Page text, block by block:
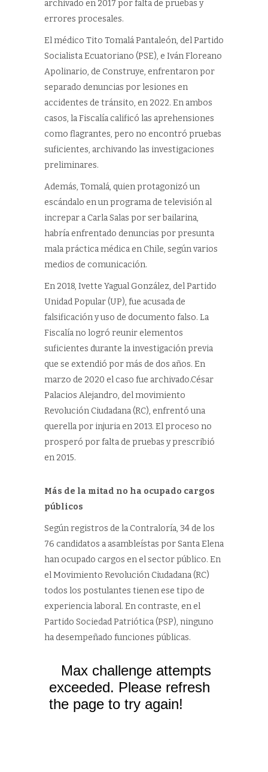
archivado en 2017 por falta de pruebas y
errores procesales.
El médico Tito Tomalá Pantaleón, del Partido
Socialista Ecuatoriano (PSE), e Iván Floreano
Apolinario, de Construye, enfrentaron por
separado denuncias por lesiones en
accidentes de tránsito, en 2022. En ambos
casos, la Fiscalía calificó las aprehensiones
como flagrantes, pero no encontró pruebas
suficientes, archivando las investigaciones
preliminares.
Además, Tomalá, quien protagonizó un
escándalo en un programa de televisión al
increpar a Carla Salas por ser bailarina,
habría enfrentado denuncias por presunta
mala práctica médica en Chile, según varios
medios de comunicación.
En 2018, Ivette Yagual González, del Partido
Unidad Popular (UP), fue acusada de
falsificación y uso de documento falso. La
Fiscalía no logró reunir elementos
suficientes durante la investigación previa
que se extendió por más de dos años. En
marzo de 2020 el caso fue archivado.César
Palacios Alejandro, del movimiento
Revolución Ciudadana (RC), enfrentó una
querella por injuria en 2013. El proceso no
prosperó por falta de pruebas y prescribió
en 2015.
Más de la mitad no ha ocupado cargos
públicos
Según registros de la Contraloría, 34 de los
76 candidatos a asambleístas por Santa Elena
han ocupado cargos en el sector público. En
el Movimiento Revolución Ciudadana (RC)
todos los postulantes tienen ese tipo de
experiencia laboral. En contraste, en el
Partido Sociedad Patriótica (PSP), ninguno
ha desempeñado funciones públicas.